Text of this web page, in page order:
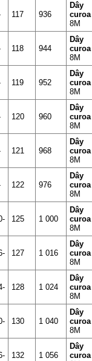
117 936
Dây
curoa
8M
118 944
Dây
curoa
8M
119 952
Dây
curoa
8M
120 960
Dây
curoa
8M
121 968
Dây
curoa
8M
122 976
Dây
curoa
8M
125 1 000
Dây
curoa
8M
127 1 016
Dây
curoa
8M
128 1 024
Dây
curoa
8M
130 1 040
Dây
curoa
8M
132 1 056
Dây
curoa